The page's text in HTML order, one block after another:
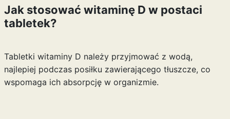
Jak stosować witaminę D w postaci
tabletek?
Tabletki witaminy D należy przyjmować z wodą,
najlepiej podczas posiłku zawierającego tłuszcze, co
wspomaga ich absorpcję w organizmie.